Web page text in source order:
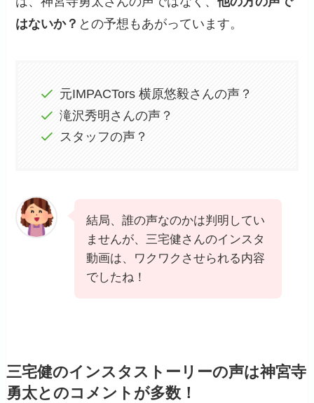
はないか？ との予想もあがっています。
元IMPACTors 横原悠毅さんの声？
滝沢秀明さんの声？
スタッフの声？
結局、誰の声なのかは判明してい
ませんが、三宅健さんのインスタ
動画は、ワクワクさせられる内容
でしたね！
三宅健のインスタストーリーの声は神宮寺
勇太とのコメントが多数！